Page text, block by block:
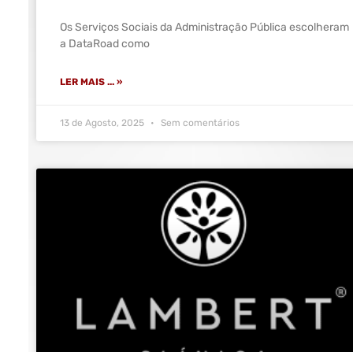
Os Serviços Sociais da Administração Pública escolheram
a DataRoad como
LER MAIS ... »
13 de Agosto, 2025 Sem comentários